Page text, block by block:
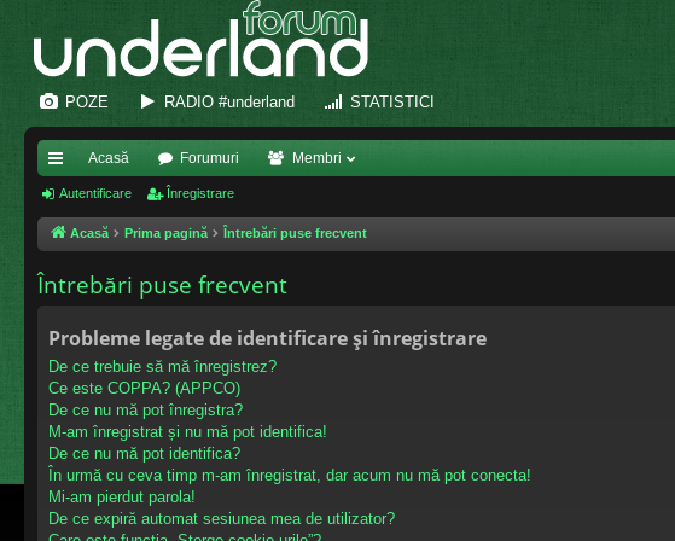
POZE RADIO #underland STATISTICI
eg
ăt
pi
de
Acasă Forumuri Membri
Autentificare Înregistrare
Acasă Prima pagină Întrebări puse frecvent
Întrebări puse frecvent
Probleme legate de identificare și înregistrare
De ce trebuie să mă înregistrez?
Ce este COPPA? (APPCO)
De ce nu mă pot înregistra?
M-am înregistrat și nu mă pot identifica!
De ce nu mă pot identifica?
În urmă cu ceva timp m-am înregistrat, dar acum nu mă pot conecta!
Mi-am pierdut parola!
De ce expiră automat sesiunea mea de utilizator?